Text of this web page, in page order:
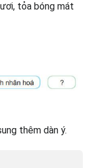
tỏa bóng mát
thêm dàn ý.